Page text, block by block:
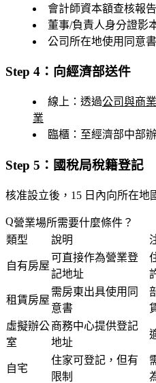
會計師資本額查核報告
董事/負責人身分證影
公司所在地使用同意書
Step 4：向經濟部送件
線上 ：透過公司與商
業
臨櫃 ：至經濟部中部
Step 5：國稅局稅籍登記
核准設立後，15 日內向所在地
營業場所需要什麼條件？
類型
說明
自有房屋
可直接作為營業登
記地址
租賃房屋
需房東出具使用同
意書
虛擬辦公
室
商務中心提供登記
地址
自宅
住家可登記，但有
限制